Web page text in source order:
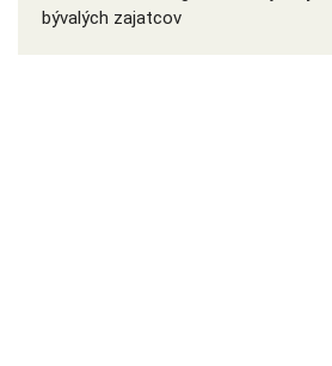
bývalých zajatcov